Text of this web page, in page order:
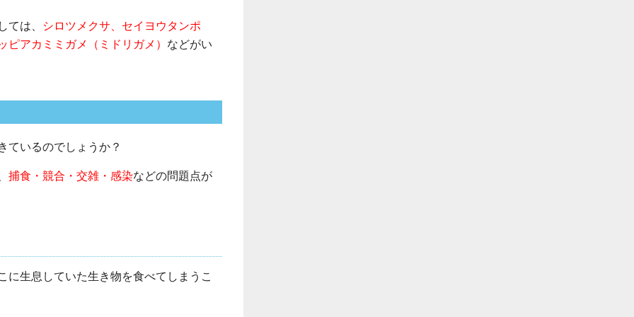
ては、 シロツメクサ、セイヨウタンポ
ピアカミミガメ（ミドリガメ） などがい
ているのでしょうか？
捕食・競合・交雑・感染などの問題点が
に生息していた生き物を食べてしまうこ